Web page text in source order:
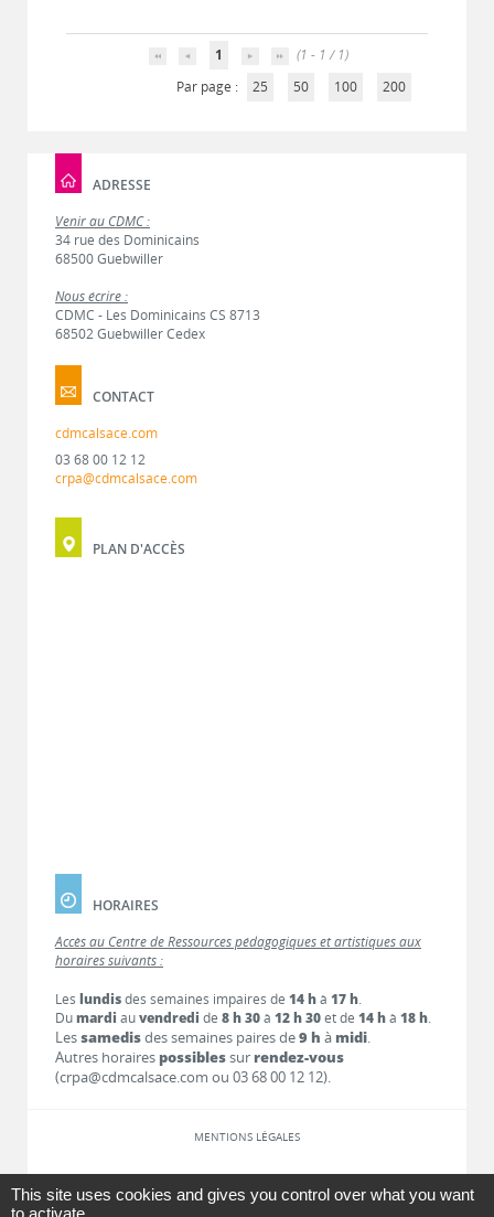
1
(1 - 1 / 1)
Par page :
25 50 100 200
ADRESSE
Venir au CDMC :
34 rue des Dominicains
68500 Guebwiller
Nous écrire :
CDMC - Les Dominicains CS 8713
68502 Guebwiller Cedex
CONTACT
cdmcalsace.com
03 68 00 12 12
crpa@cdmcalsace.com
PLAN D'ACCÈS
HORAIRES
Accès au Centre de Ressources pédagogiques et artistiques aux
horaires suivants :
Les lundisdes semaines impaires de 14 hà 17 h.
Dumardi auvendredi de 8 h 30à 12 h 30et de 14 hà 18 h.
Lessamedisdes semaines paires de9 h à midi.
Autres horaires possiblessur rendez-vous
(crpa@cdmcalsace.com ou 03 68 00 12 12).
MENTIONS LÉGALES
LIENS
This site uses cookies and gives you control over what you want
to activate